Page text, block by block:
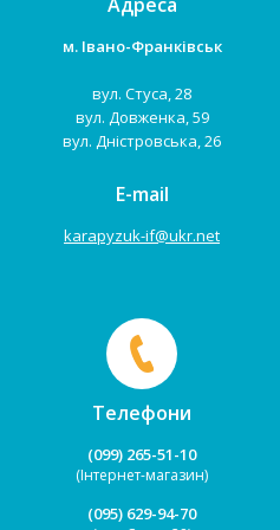
м. Івано-Франківськ
вул. Стуса, 28
вул. Довженка, 59
вул. Дністровська, 26
E-mail
karapyzuk-if@ukr.net
Телефони
(099) 265-51-10
(Інтернет-магазин)
(095) 629-94-70